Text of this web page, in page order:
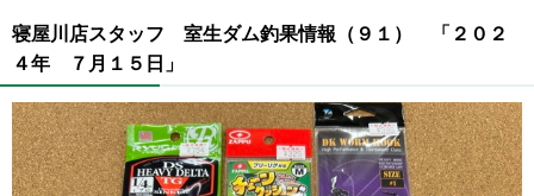
寝屋川店スタッフ 室生ダム釣果情報（９１） 「２０２
４年 ７月１５日」